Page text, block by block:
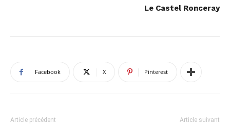
Le Castel Ronceray
Facebook X Pinterest
Article précédent Article suivant